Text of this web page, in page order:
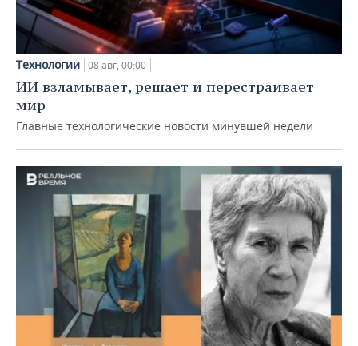
Технологии 08 авг, 00:00
ИИ взламывает, решает и перестраивает
мир
Главные технологические новости минувшей недели